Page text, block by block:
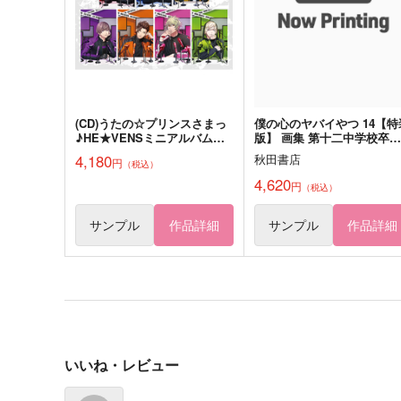
オクジー×バデーニ
サンプル 作品詳細
エルヴィン×リヴァイ
ALBUM3
AQUAQUA
(CD)うたの☆プリンスさまっ
♪HE★VENSミニアルバム
4,180円 （税込）
サンプル 作品詳細
僕の心のヤバイやつ 14【特
版】 画集 第十二中学校卒業
アルバム
秋田書店
4,620円 （税込）
サンプル 作品詳細
いいね・レビュー